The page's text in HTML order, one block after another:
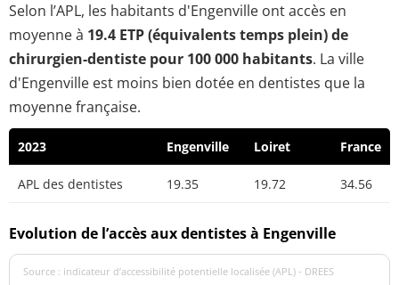
Selon l’APL, les habitants d'Engenville ont accès en
moyenne à 19.4 ETP (équivalents temps plein) de
chirurgien-dentiste pour 100 000 habitants. La ville
d'Engenville est moins bien dotée en dentistes que la
moyenne française.
2023 Engenville Loiret France
APL des dentistes 19.35 19.72 34.56
Evolution de l’accès aux dentistes à Engenville
Source : indicateur d’accessibilité potentielle localisée (APL) - DREES